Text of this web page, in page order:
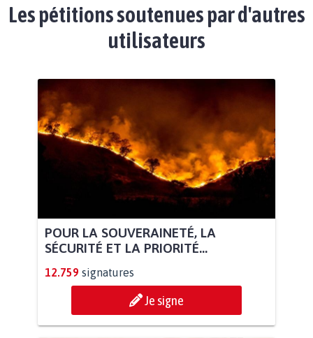
Les pétitions soutenues par d'autres
utilisateurs
POUR LA SOUVERAINETÉ, LA
SÉCURITÉ ET LA PRIORITÉ...
12.759 signatures
Je signe